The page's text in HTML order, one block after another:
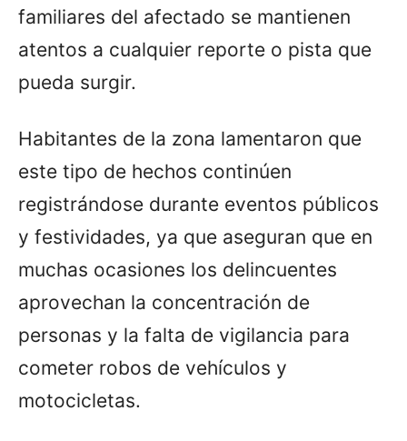
familiares del afectado se mantienen
atentos a cualquier reporte o pista que
pueda surgir.
Habitantes de la zona lamentaron que
este tipo de hechos continúen
registrándose durante eventos públicos
y festividades, ya que aseguran que en
muchas ocasiones los delincuentes
aprovechan la concentración de
personas y la falta de vigilancia para
cometer robos de vehículos y
motocicletas.